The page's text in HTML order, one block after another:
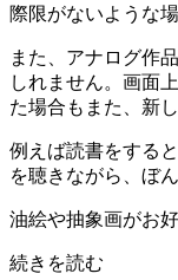
際限がないような
また、アナログ作
しれません。画面
た場合もまた、新
例えば読書をする
を聴きながら、ぼ
油絵や抽象画がお
続きを読む